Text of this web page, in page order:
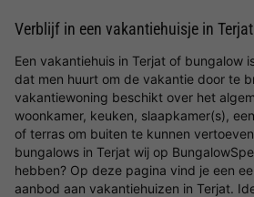
Verblijf in een vakantiehuisje in
Een vakantiehuis in Terjat of bungalow
dat men huurt om de vakantie door te
vakantiewoning beschikt over het
woonkamer, keuken, slaapkamer(s),
of terras om buiten te kunnen
bungalows in Terjat wij op
hebben? Op deze pagina vind je een
aanbod aan vakantiehuizen in Terjat.